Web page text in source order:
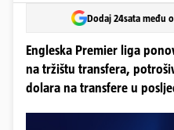
Dodaj 24sata među
Engleska Premier liga
na tržištu transfera,
dolara na transfere u